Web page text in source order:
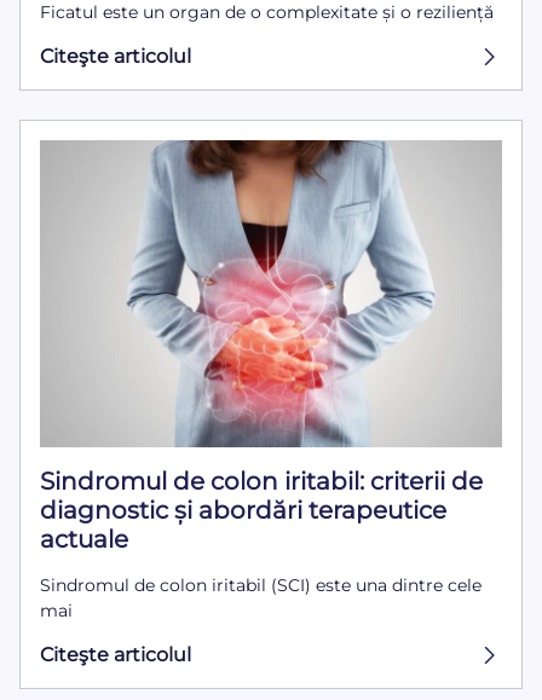
Ficatul este un organ de o complexitate și o reziliență
Citeşte articolul
Sindromul de colon iritabil: criterii de
diagnostic și abordări terapeutice
actuale
Sindromul de colon iritabil (SCI) este una dintre cele
mai
Citeşte articolul